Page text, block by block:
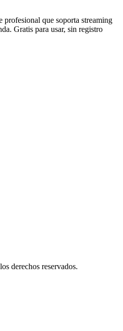
que soporta streaming
Gratis para usar, sin registro
derechos reservados.